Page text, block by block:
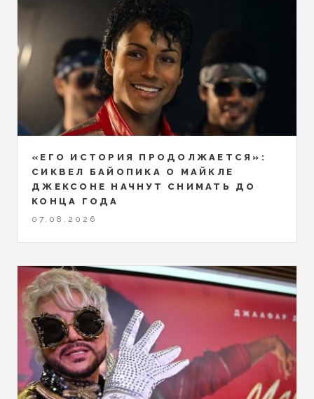
«ЕГО ИСТОРИЯ ПРОДОЛЖАЕТСЯ»:
СИКВЕЛ БАЙОПИКА О МАЙКЛЕ
ДЖЕКСОНЕ НАЧНУТ СНИМАТЬ ДО
КОНЦА ГОДА
07.08.2026